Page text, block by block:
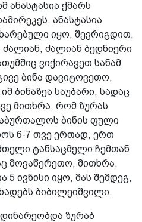
ანასტასია ქმარს
ანასტასია
იყო, შევრიგდით,
ძალიან ბედნიერი
ვიქირავეთ სანამ
ბინა დავიტოვეთო,
ბინაზეა საუბარი, სადაც
მითხრა, რომ ზურას
ბინის ფული
6-7 თვე ერთად, ერთ
ტანსაცმელი ჩემთან
მოვაწერეთო, მითხრა.
5 ივნისი იყო, მას შემდეგ,
ბიბილეიშვილი.
ზურაბ